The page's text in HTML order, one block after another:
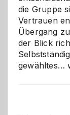
die Gruppe
Vertrauen
Übergang
der Blick
gewähltes…